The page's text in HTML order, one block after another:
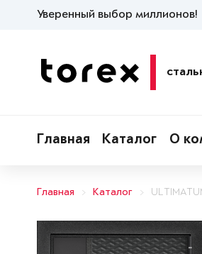
Уверенный выбор миллионов!
Главная Каталог О
Главная Каталог